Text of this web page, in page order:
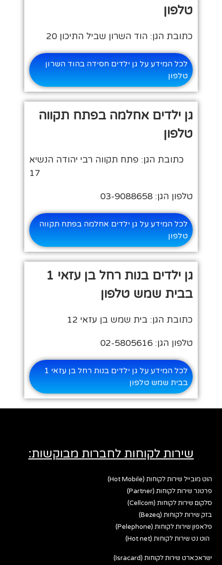
טלפון
כתובת הגן: הוד השרון שביל התיכון 20
לכל המידע על גן ילדים חסידה בהוד השרון
טלפון
גן ילדים אחלמה בפתח תקווה
טלפון
כתובת הגן: פתח תקווה רבי יהודה הנשיא
17
טלפון הגן: 03-9088658
לכל המידע על גן ילדים אחלמה בפתח תקווה
טלפון
גן ילדים בנות רחל בן עזאי 1
בבית שמש טלפון
כתובת הגן: בית שמש בן עזאי 12
טלפון הגן: 02-5805616
לכל המידע על גן ילדים בנות רחל בן עזאי 1
בבית שמש טלפון
שירות לקוחות לחברות מבוקשות:
הוט מובייל שירות לקוחות (Hot Mobile)
פרטנר שירות לקוחות (Partner)
סלקום שירות לקוחות (Cellcom)
בזק שירות לקוחות (Bezeq)
פלאפון שירות לקוחות (Pelephone)
הוט נט שירות לקוחות (Hot net)
ישראכארט שירות לקוחות (Isracard)